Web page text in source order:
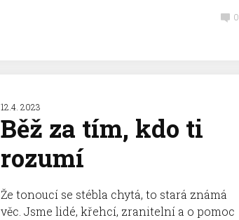
0
12.4. 2023
Běž za tím, kdo ti
rozumí
Že tonoucí se stébla chytá, to stará známá
věc. Jsme lidé, křehcí, zranitelní a o pomoc